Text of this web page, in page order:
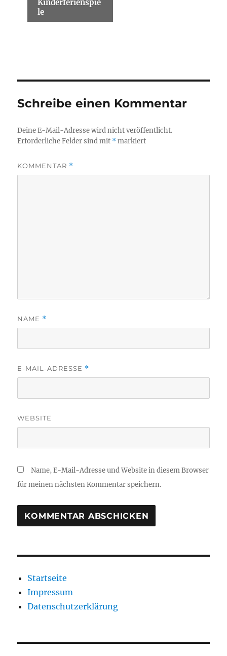
a
t
n
-
N
a
i
g
Kinderferienspie
le
Schreibe einen Kommentar
Deine E-Mail-Adresse wird nicht veröffentlicht.
Erforderliche Felder sind mit *markiert
KOMMENTAR *
NAME *
E-MAIL-ADRESSE *
WEBSITE
Name, E-Mail-Adresse und Website in diesem Browser
für meinen nächsten Kommentar speichern.
Startseite
Impressum
Datenschutzerklärung